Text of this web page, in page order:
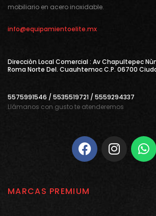
mobiliario en acero inoxidable.
info@equipamientoelite.mx
Direcciòn Local Comercial : Av Chapultepec
Roma Norte Del. Cuauhtemoc C.P. 06700
5575991546 / 5535519721 / 5559294337
Llámanos con gusto te atenderemos
MARCAS PREMIUM